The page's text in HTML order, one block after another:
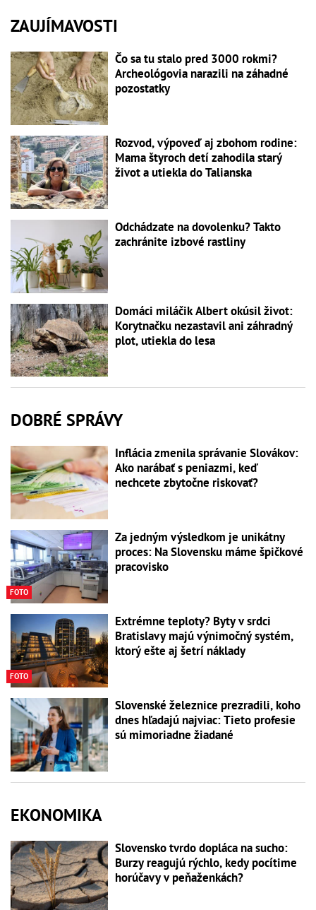
ZAUJÍMAVOSTI
Čo sa tu stalo pred 3000 rokmi?
Archeológovia narazili na záhadné
pozostatky
Rozvod, výpoveď aj zbohom rodine:
Mama štyroch detí zahodila starý
život a utiekla do Talianska
Odchádzate na dovolenku? Takto
zachránite izbové rastliny
Domáci miláčik Albert okúsil život:
Korytnačku nezastavil ani záhradný
plot, utiekla do lesa
DOBRÉ SPRÁVY
Inflácia zmenila správanie Slovákov:
Ako narábať s peniazmi, keď
nechcete zbytočne riskovať?
FOTO
Za jedným výsledkom je unikátny
proces: Na Slovensku máme špičkové
pracovisko
FOTO
Extrémne teploty? Byty v srdci
Bratislavy majú výnimočný systém,
ktorý ešte aj šetrí náklady
Slovenské železnice prezradili, koho
dnes hľadajú najviac: Tieto profesie
sú mimoriadne žiadané
EKONOMIKA
Slovensko tvrdo dopláca na sucho:
Burzy reagujú rýchlo, kedy pocítime
horúčavy v peňaženkách?